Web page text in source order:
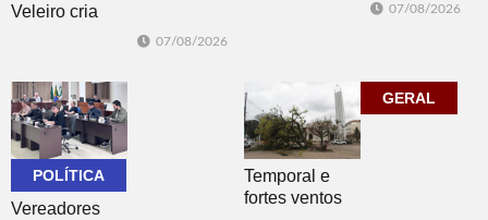
Veleiro cria
cidade
globalmente
conectada
07/08/2026
07/08/2026
POLÍTICA
Vereadores
GERAL
Temporal e
fortes ventos